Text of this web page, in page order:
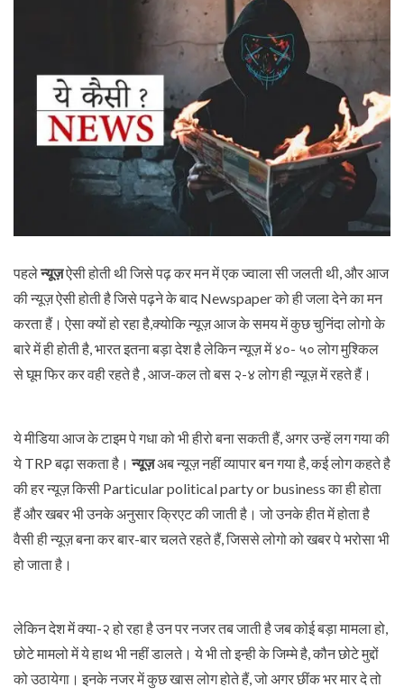
पहलेन्यूज़ऐसी होती थी जिसे पढ़ कर मन में एक ज्वाला सी जलती थी, और आज
की न्यूज़ ऐसी होती है जिसे पढ़ने के बाद Newspaper को ही जला देने का मन
करता हैं। ऐसा क्यों हो रहा है,क्योकि न्यूज़ आज के समय में कुछ चुनिंदा लोगो के
बारे में ही होती है, भारत इतना बड़ा देश है लेकिन न्यूज़ में ४०- ५० लोग मुश्किल
से घूम फिर कर वही रहते है , आज-कल तो बस २-४ लोग ही न्यूज़ में रहते हैं।
ये मीडिया आज के टाइम पे गधा को भी हीरो बना सकती हैं, अगर उन्हें लग गया की
ये TRP बढ़ा सकता है।न्यूज़अब न्यूज़ नहीं व्यापार बन गया है, कई लोग कहते है
की हर न्यूज़ किसी Particular political party or business का ही होता
हैं और खबर भी उनके अनुसार क्रिएट की जाती है। जो उनके हीत में होता है
वैसी ही न्यूज़ बना कर बार-बार चलते रहते हैं, जिससे लोगो को खबर पे भरोसा भी
हो जाता है।
लेकिन देश में क्या-२ हो रहा है उन पर नजर तब जाती है जब कोई बड़ा मामला हो,
छोटे मामलो में ये हाथ भी नहीं डालते। ये भी तो इन्ही के जिम्मे है, कौन छोटे मुद्दों
को उठायेगा। इनके नजर में कुछ खास लोग होते हैं, जो अगर छींक भर मार दे तो